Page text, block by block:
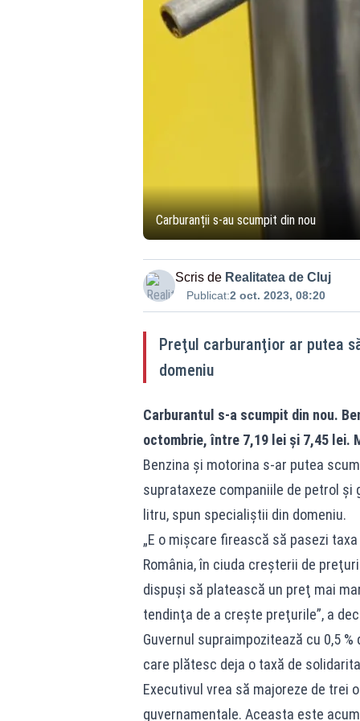
Carburanții s-au scumpit din nou
Scris de Realitatea de Cluj
Publicat:2 oct. 2023, 08:20
Preţul carburanţior ar putea
domeniu
Carburantul s-a scumpit din nou.
octombrie, între 7,19 lei și 7,45 lei.
Benzina şi motorina s-ar putea
suprataxeze companiile de petrol şi
litru, spun specialiştii din domeniu.
„E o mişcare firească să pasezi
România, în ciuda creşterii de
dispuşi să platească un preţ mai
tendinţa de a crește preţurile”, a
Guvernul supraimpozitează cu 0,5
care plătesc deja o taxă de
Executivul vrea să majoreze de trei
guvernamentale. Aceasta este